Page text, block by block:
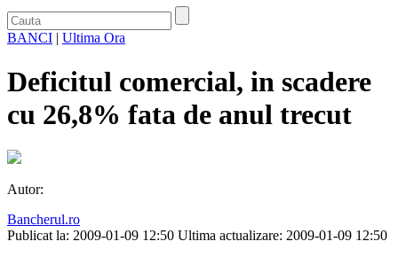
BANCI | Ultima Ora
Deficitul comercial, in scadere
cu 26,8% fata de anul trecut
Autor:
Bancherul.ro
Publicat la: 2009-01-09 12:50 Ultima actualizare: 2009-01-09 12:50